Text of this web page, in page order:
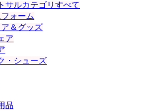
サルカテゴリすべて
ォーム
＆グッズ
ア
・シューズ
品